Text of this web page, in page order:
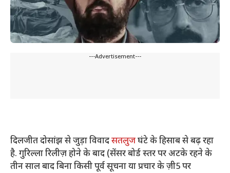
---Advertisement---
दिलजीत दोसांझ से जुड़ा विवादसतलुजघंटे के हिसाब से बढ़ रहा
है. गुरिल्ला रिलीज़ होने के बाद (सेंसर बोर्ड स्तर पर अटके रहने के
तीन साल बाद बिना किसी पूर्व सूचना या प्रचार के ज़ी5 पर